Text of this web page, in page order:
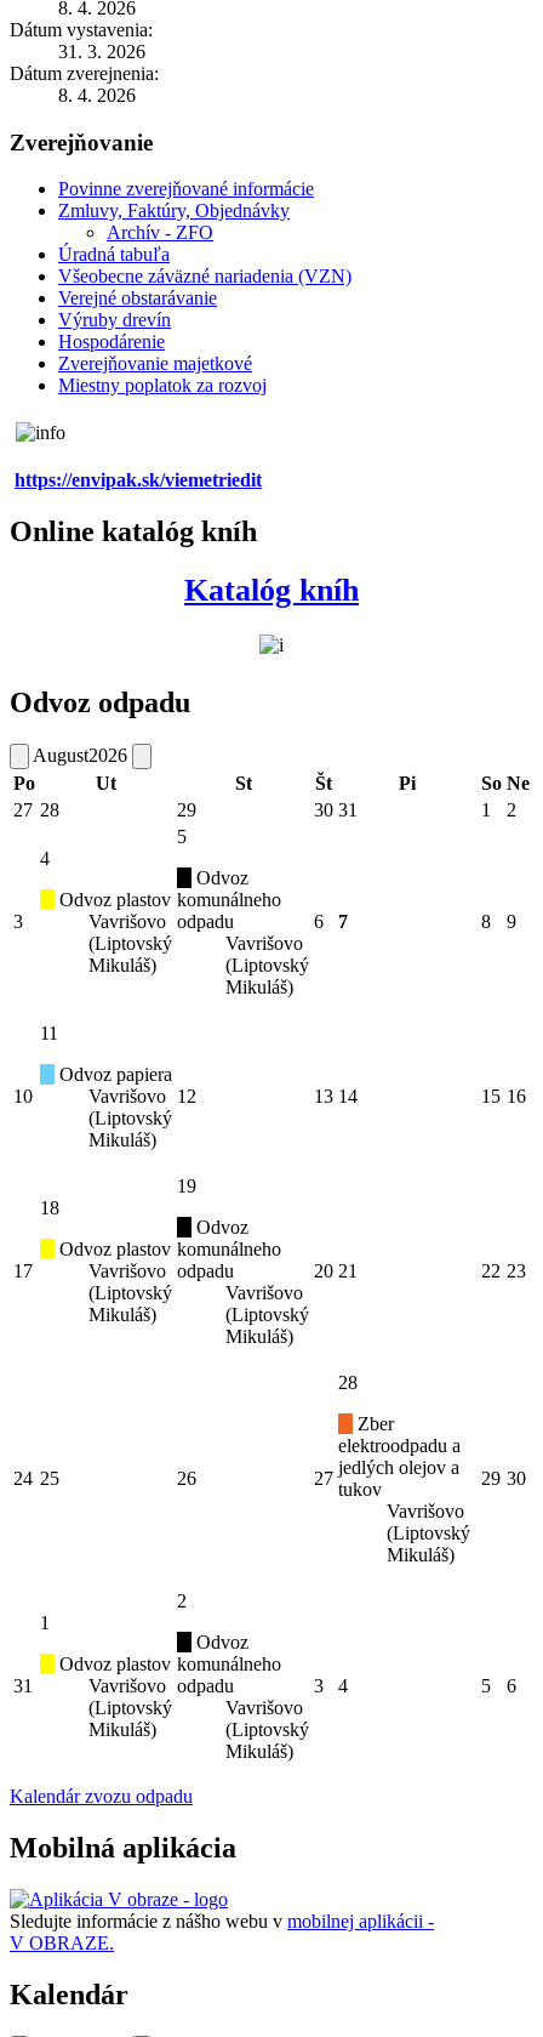
8. 4. 2026
Dátum vystavenia:
31. 3. 2026
Dátum zverejnenia:
8. 4. 2026
Zverejňovanie
Povinne zverejňované informácie
Zmluvy, Faktúry, Objednávky
Archív - ZFO
Úradná tabuľa
Všeobecne záväzné nariadenia (VZN)
Verejné obstarávanie
Výruby drevín
Hospodárenie
Zverejňovanie majetkové
Miestny poplatok za rozvoj
https://envipak.sk/viemetriedit
Online katalóg kníh
Katalóg kníh
Odvoz odpadu
August2026
Po
Ut St Št Pi So Ne
27 28 29 30 31 1 2
3
4
Odvoz plastov
Vavrišovo
(Liptovský
Mikuláš)
5
Odvoz
komunálneho
odpadu
Vavrišovo
(Liptovský
Mikuláš)
6 7 8 9
10
11
Odvoz papiera
Vavrišovo
(Liptovský
Mikuláš)
12 13 14 15 16
17
18
Odvoz plastov
Vavrišovo
(Liptovský
Mikuláš)
19
Odvoz
komunálneho
odpadu
Vavrišovo
(Liptovský
Mikuláš)
20 21 22 23
24 25 26 27
28
Zber
elektroodpadu a
jedlých olejov a
tukov
Vavrišovo
(Liptovský
Mikuláš)
29 30
31
1
Odvoz plastov
Vavrišovo
(Liptovský
Mikuláš)
2
Odvoz
komunálneho
odpadu
Vavrišovo
(Liptovský
Mikuláš)
3 4 5 6
Kalendár zvozu odpadu
Mobilná aplikácia
Sledujte informácie z nášho webu v mobilnej aplikácii -
V OBRAZE.
Kalendár